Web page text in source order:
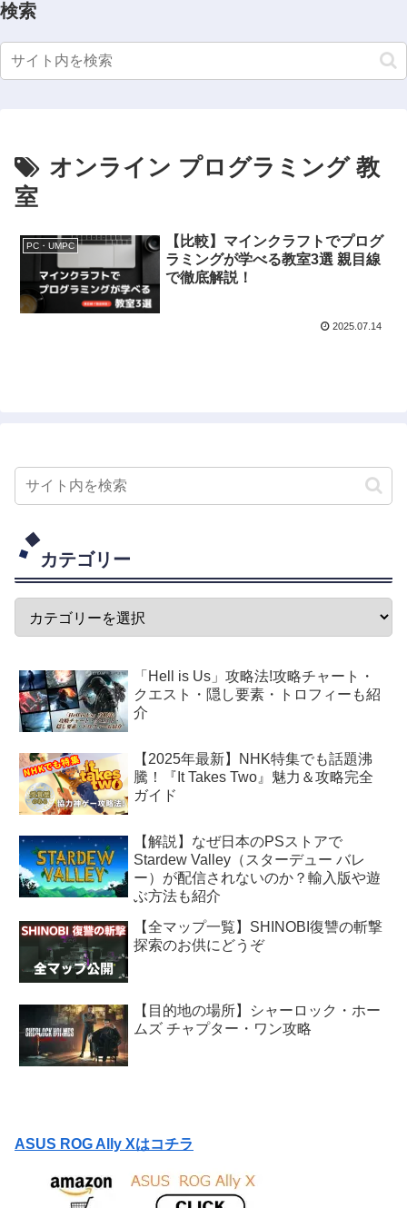
検索
オンライン プログラミング 教
室
PC・UMPC
【比較】マインクラフトでプログ
ラミングが学べる教室3選 親目線
で徹底解説！
2025.07.14
カテゴリー
「Hell is Us」攻略法!攻略チャート・
クエスト・隠し要素・トロフィーも紹
介
【2025年最新】NHK特集でも話題沸
騰！『It Takes Two』魅力＆攻略完全
ガイド
【解説】なぜ日本のPSストアで
Stardew Valley（スターデュー バレ
ー）が配信されないのか？輸入版や遊
ぶ方法も紹介
【全マップ一覧】SHINOBI復讐の斬撃
探索のお供にどうぞ
【目的地の場所】シャーロック・ホー
ムズ チャプター・ワン攻略
ASUS ROG Ally Xはコチラ